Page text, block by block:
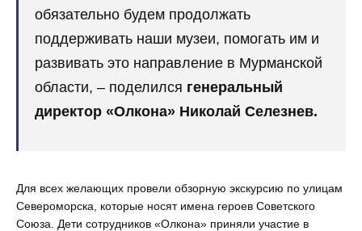
обязательно будем продолжать
поддерживать наши музеи, помогать им и
развивать это направление в Мурманской
области, – поделился генеральный
директор «Олкона» Николай Селезнев.
Для всех желающих провели обзорную экскурсию по улицам
Североморска, которые носят имена героев Советского
Союза. Дети сотрудников «Олкона» приняли участие в